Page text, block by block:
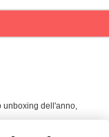
unboxing dell'anno,